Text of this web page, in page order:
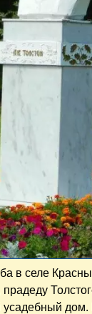
в селе
прадеду
усадебный